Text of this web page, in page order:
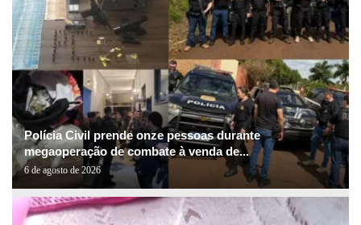
Polícia Civil prende onze pessoas durante
megaoperação de combate à venda de...
6 de agosto de 2026